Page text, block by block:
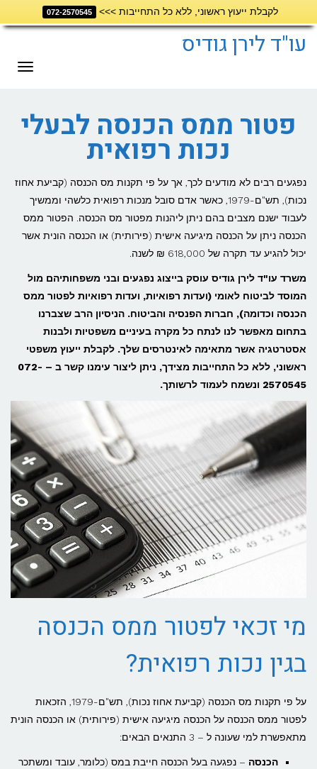
לקבלת ייעוץ ראשוני, ללא כל התחייבות >>> 072-2570545
לתוכןעו"ד לירן גודיס
פטור ממס הכנסה לבעלי
נכות רפואית
נפגעים רבים לא מודעים לכך, אך על פי תקנות מס הכנסה (קביעת אחוז
נכות), תש"ם-1979, כאשר אדם סובל מנכות רפואית כלשהי וממשיך
לעבוד ישנם מצבים בהם ניתן ליהנות מפטור מס הכנסה. הפטור ממס
הכנסה ניתן על הכנסה מיגיעה אישית (פירותית) או הכנסה הונית אשר
יכול להגיע עד תקרה של 618,000 ₪ לשנה.
משרד עו"ד לירן גודיס עוסק בייצוג נפגעים ובני משפחותיהם מול
המוסד לביטוח לאומי (ועדות רפואיות, ועדות רפואיות לפטור ממס
הכנסה וכדומה), חברות הפנסיה והביטוח. הניסיון הרב שצברנו
בתחום מאפשר לנו לנתח כל מקרה בעיניים משפטיות ולבנות
אסטרטגיה אשר מתאימה לאינטרסים שלך. לקבלת ייעוץ משפטי
ראשוני, ללא כל התחייבות מצידך, ניתן ליצור עימנו קשר ב – 072-
2570545 ונשמח לעמוד לרשותך.
מי זכאי לפטור ממס הכנסה
בגין נכות רפואית?
על פי תקנות מס הכנסה (קביעת אחוז נכות), תש"ם-1979, הזכאות
לפטור ממס הכנסה על הכנסה מיגיעה אישית (פירותית) או הכנסה הונית
מתאפשרת למי שעונה ל – 3 התנאים הבאים:
הכנסה – נפגעה בעל הכנסה חייבת במס (כלומר, עובד ומשתכר